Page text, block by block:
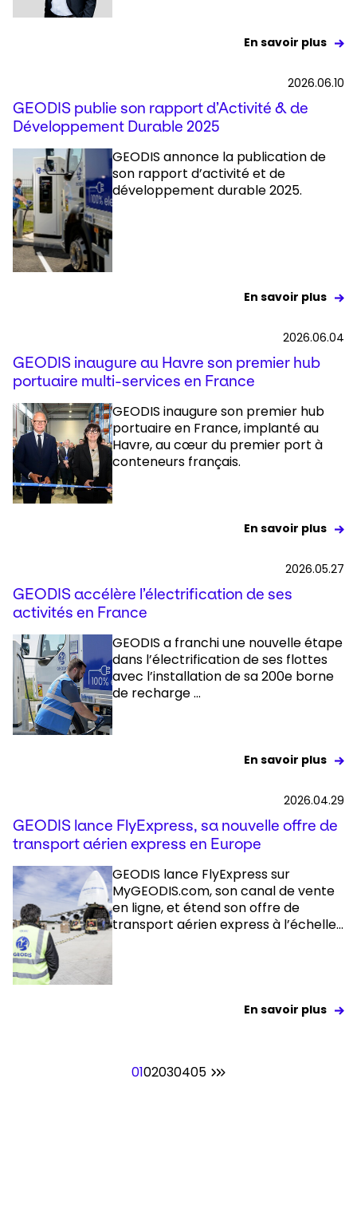
En savoir plus
2026.06.10
GEODIS publie son rapport d’Activité & de
Développement Durable 2025
GEODIS annonce la publication de
son rapport d’activité et de
développement durable 2025.
En savoir plus
2026.06.04
GEODIS inaugure au Havre son premier hub
portuaire multi-services en France
GEODIS inaugure son premier hub
portuaire en France, implanté au
Havre, au cœur du premier port à
conteneurs français.
En savoir plus
2026.05.27
GEODIS accélère l’électrification de ses
activités en France
GEODIS a franchi une nouvelle étape
dans l’électrification de ses flottes
avec l’installation de sa 200e borne
de recharge ...
En savoir plus
2026.04.29
GEODIS lance FlyExpress, sa nouvelle offre de
transport aérien express en Europe
GEODIS lance FlyExpress sur
MyGEODIS.com, son canal de vente
en ligne, et étend son offre de
transport aérien express à l’échelle...
En savoir plus
0102030405